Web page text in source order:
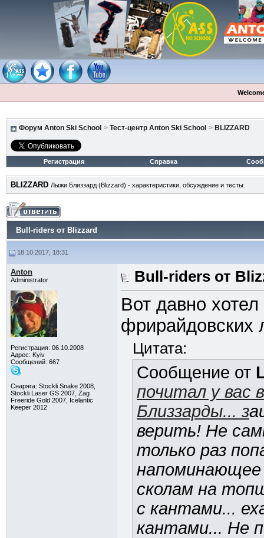
Форум Anton Ski School > Тест-центр Anton Ski School > BLIZZARD
Регистрация Справка
BLIZZARD Лыжи Близзард (Blizzard) - характеристики, обсуждение и тесты.
Bull-riders от Blizzard
18.10.2017, 18:31
Anton
Administrator
Регистрация: 06.10.2008
Адрес: Kyiv
Сообщений: 667
Снаряга: Stockli Snake 2008,
Stockli Laser GS 2007, Zag
Freeride Gold 2007, Icelantic
Keeper 2012
Bull-riders от
Вот давно
фрирайдовских
Цитата:
Сообщение от
почитал у вас
Близзарды... з
верить! Не
только раз
напоминающее
сколам на
с кантами...
кантами... Не